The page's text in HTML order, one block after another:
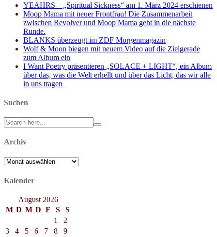
YEAHRS – „Spiritual Sickness“ am 1. März 2024 erschienen
Moop Mama mit neuer Frontfrau! Die Zusammenarbeit
zwischen Revolver und Moop Mama geht in die nächste
Runde.
BLANKS überzeugt im ZDF Morgenmagazin
Wolf & Moon biegen mit neuem Video auf die Zielgerade
zum Album ein
I Want Poetry präsentieren „SOLACE + LIGHT“, ein Album
über das, was die Welt erhellt und über das Licht, das wir alle
in uns tragen
Suchen
Search
for:
Archiv
Archiv
Kalender
August 2026
M D M D F S
S
1
2
3
4 5 6 7 8 9